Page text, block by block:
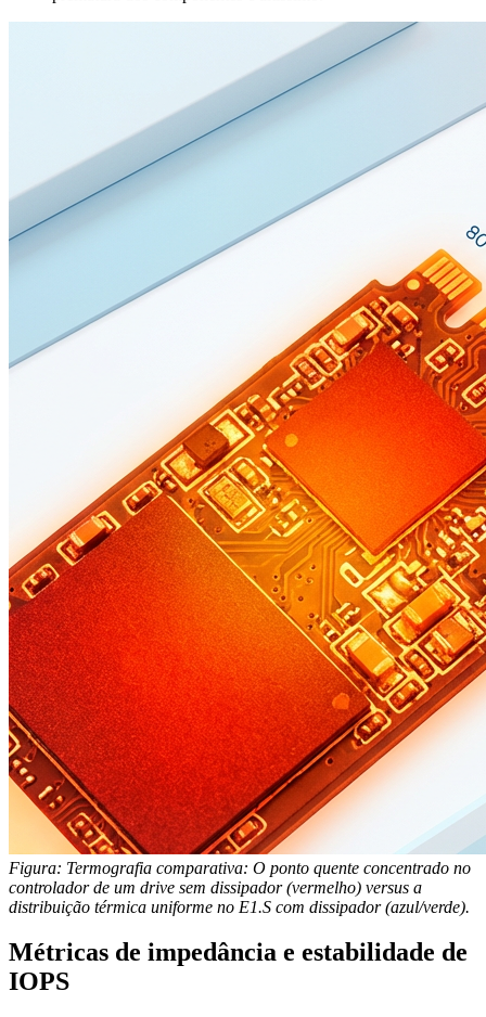
Figura: Termografia comparativa: O ponto quente concentrado no
controlador de um drive sem dissipador (vermelho) versus a
distribuição térmica uniforme no E1.S com dissipador (azul/verde).
Métricas de impedância e estabilidade de
IOPS